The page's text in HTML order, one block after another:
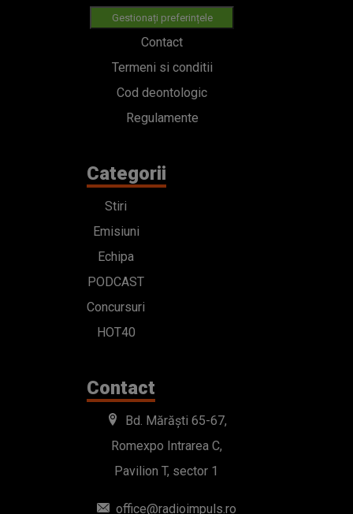
Gestionați preferințele
Contact
Termeni si conditii
Cod deontologic
Regulamente
Categorii
Stiri
Emisiuni
Echipa
PODCAST
Concursuri
HOT40
Contact
Bd. Mărăști 65-67,
Romexpo Intrarea C,
Pavilion T, sector 1
office@radioimpuls.ro